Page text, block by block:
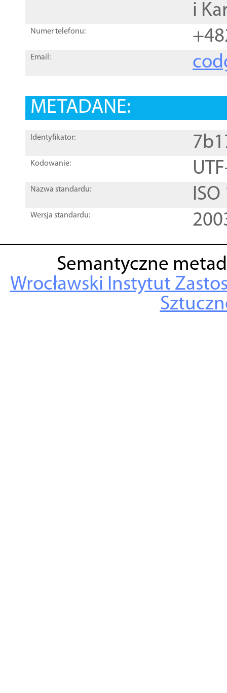
i
Numer telefonu:
Email:
METADANE:
Identyfikator:
Kodowanie:
Nazwa standardu:
Wersja standardu:
Semantyczne
Wrocławski Instytut